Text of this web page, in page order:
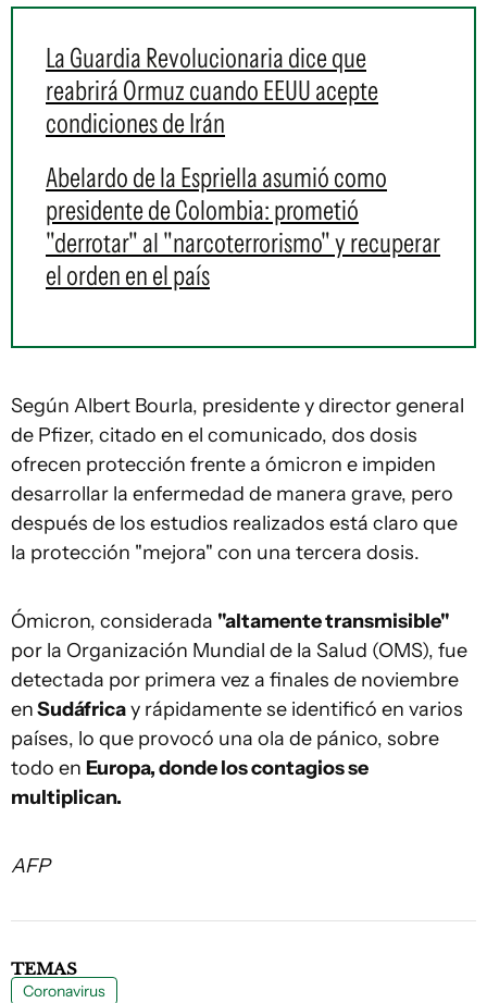
La Guardia Revolucionaria dice que
reabrirá Ormuz cuando EEUU acepte
condiciones de Irán
Abelardo de la Espriella asumió como
presidente de Colombia: prometió
"derrotar" al "narcoterrorismo" y recuperar
el orden en el país
Según Albert Bourla, presidente y director general
de Pfizer, citado en el comunicado, dos dosis
ofrecen protección frente a ómicron e impiden
desarrollar la enfermedad de manera grave, pero
después de los estudios realizados está claro que
la protección "mejora" con una tercera dosis.
Ómicron, considerada "altamente transmisible"
por la Organización Mundial de la Salud (OMS), fue
detectada por primera vez a finales de noviembre
enSudáfricay rápidamente se identificó en varios
países, lo que provocó una ola de pánico, sobre
todo en Europa, donde los contagios se
multiplican.
AFP
TEMAS
Coronavirus